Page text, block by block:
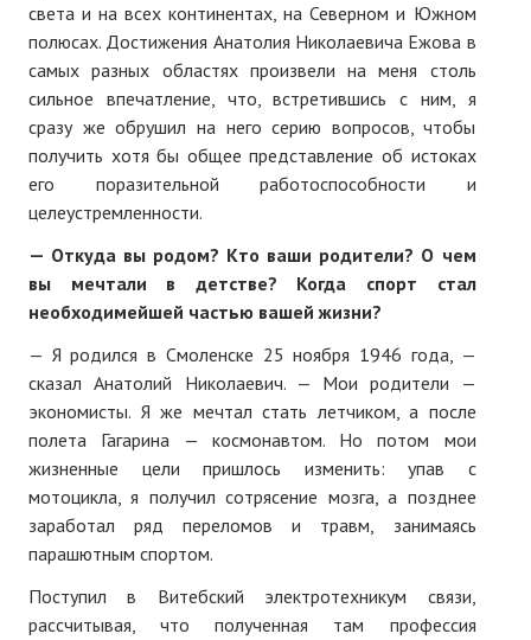
№ 1
№ 2
№ 3
№ 4
№ 5
№ 6
№ 8
№ 9
2026 г.
№ 1
№ 2
света и на всех континентах, на Северном и Южном
полюсах. Достижения Анатолия Николаевича Ежова в
самых разных областях произвели на меня столь
сильное впечатление, что, встретившись с ним, я
сразу же обрушил на него серию вопросов, чтобы
получить хотя бы общее представление об истоках
его поразительной работоспособности и
целеустремленности.
— Откуда вы родом? Кто ваши родители? О чем
вы мечтали в детстве? Когда спорт стал
необходимейшей частью вашей жизни?
— Я родился в Смоленске 25 ноября 1946 года, —
сказал Анатолий Николаевич. — Мои родители —
экономисты. Я же мечтал стать летчиком, а после
полета Гагарина — космонавтом. Но потом мои
жизненные цели пришлось изменить: упав с
мотоцикла, я получил сотрясение мозга, а позднее
заработал ряд переломов и травм, занимаясь
парашютным спортом.
Поступил в Витебский электротехникум связи,
рассчитывая, что полученная там профессия